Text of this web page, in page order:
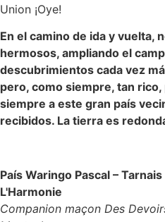
Union ¡Oye!
En el camino de ida y vuelta,
hermosos, ampliando el
descubrimientos cada vez
pero, como siempre, tan
siempre a este gran país
recibidos. La tierra es
País Waringo Pascal –
L'Harmonie
Companion maçon Des